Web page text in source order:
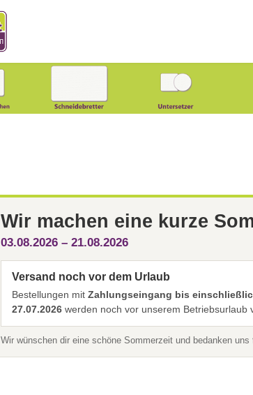
Wir machen eine kurze
03.08.2026 – 21.08.2026
Versand noch vor dem Urlaub
Bestellungen mit Zahlungseingang bis
27.07.2026 werden noch vor unserem Betriebsurlaub
Wir wünschen dir eine schöne Sommerzeit und bedanken uns